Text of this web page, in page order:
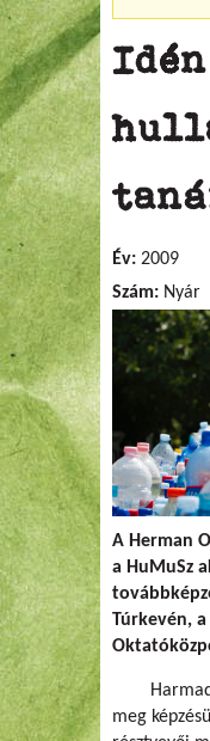
Év: 2009
Szám: Nyár
A Herman
a HuMuSz
Túrkevén,
meg